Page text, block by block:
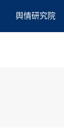
舆情研究院